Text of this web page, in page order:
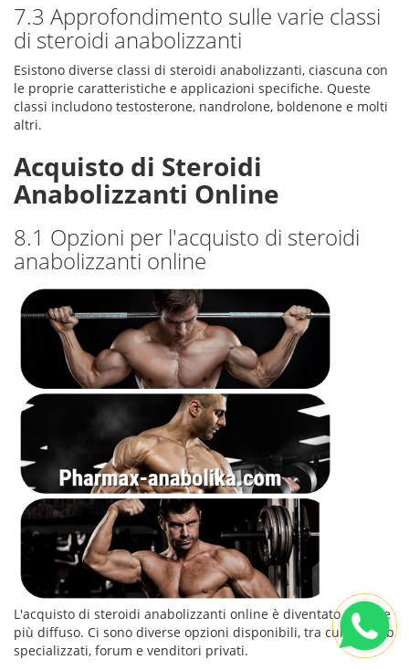
7.3 Approfondimento sulle varie classi
di steroidi anabolizzanti
Esistono diverse classi di steroidi anabolizzanti, ciascuna con
le proprie caratteristiche e applicazioni specifiche. Queste
classi includono testosterone, nandrolone, boldenone e molti
altri.
Acquisto di Steroidi
Anabolizzanti Online
8.1 Opzioni per l'acquisto di steroidi
anabolizzanti online
L'acquisto di steroidi anabolizzanti online è diventato sempre
più diffuso. Ci sono diverse opzioni disponibili, tra cui siti web
specializzati, forum e venditori privati.